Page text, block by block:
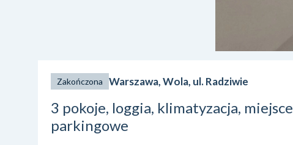
Zakończona Warszawa, Wola, ul. Radziwie
3 pokoje, loggia, klimatyzacja, miejsce
parkingowe